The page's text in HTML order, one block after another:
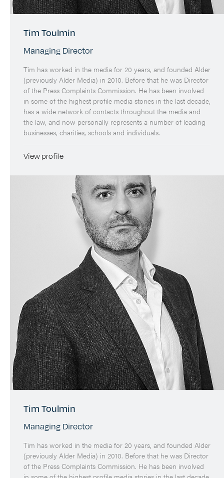
Tim Toulmin
Managing Director
Tim has worked in the media for 20 years, and founded Alder
(previously Alder Media) in 2010. Before that he was Director
of the Press Complaints Commission. He has been involved
in some of the highest profile media stories in the last decade,
has a wide network of contacts throughout the media and
the law, and now personally represents a number of leading
businesses, charities, schools and individuals.
View profile
Tim Toulmin
Managing Director
Tim has worked in the media for 20 years, and founded Alder
(previously Alder Media) in 2010. Before that he was Director
of the Press Complaints Commission. He has been involved